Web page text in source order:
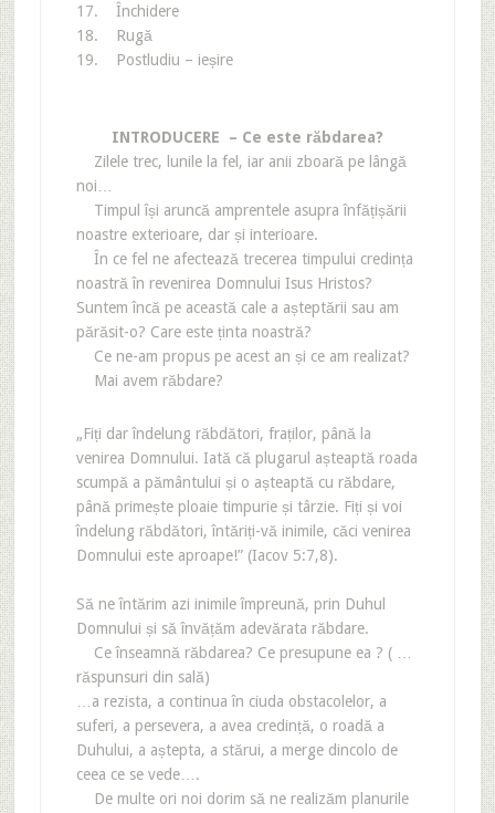
17. Închidere
18. Rugă
19. Postludiu – ieșire
INTRODUCERE – Ce este răbdarea?
Zilele trec, lunile la fel, iar anii zboară pe lângă
noi…
Timpul își aruncă amprentele asupra înfățișării
noastre exterioare, dar și interioare.
În ce fel ne afectează trecerea timpului credința
noastră în revenirea Domnului Isus Hristos?
Suntem încă pe această cale a așteptării sau am
părăsit-o? Care este ținta noastră?
Ce ne-am propus pe acest an și ce am realizat?
Mai avem răbdare?
„Fiți dar îndelung răbdători, fraților, până la
venirea Domnului. Iată că plugarul așteaptă roada
scumpă a pământului și o așteaptă cu răbdare,
până primește ploaie timpurie și târzie. Fiți și voi
îndelung răbdători, întăriți-vă inimile, căci venirea
Domnului este aproape!” (Iacov 5:7,8).
Să ne întărim azi inimile împreună, prin Duhul
Domnului și să învățăm adevărata răbdare.
Ce înseamnă răbdarea? Ce presupune ea ? ( …
răspunsuri din sală)
…a rezista, a continua în ciuda obstacolelor, a
suferi, a persevera, a avea credință, o roadă a
Duhului, a aștepta, a stărui, a merge dincolo de
ceea ce se vede….
De multe ori noi dorim să ne realizăm planurile